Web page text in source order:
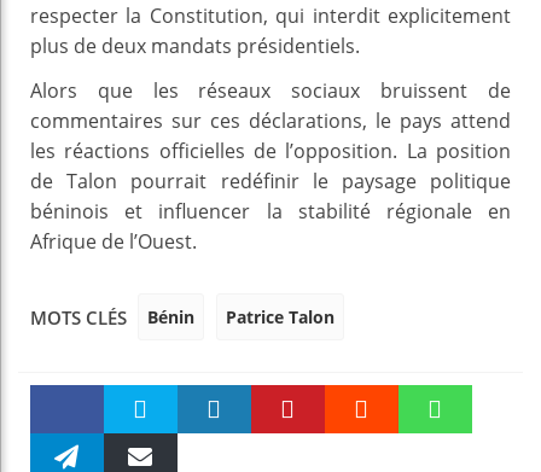
respecter la Constitution, qui interdit explicitement
plus de deux mandats présidentiels.
Alors que les réseaux sociaux bruissent de
commentaires sur ces déclarations, le pays attend
les réactions officielles de l’opposition. La position
de Talon pourrait redéfinir le paysage politique
béninois et influencer la stabilité régionale en
Afrique de l’Ouest.
MOTS CLÉS Bénin Patrice Talon
Faceboo Twitter